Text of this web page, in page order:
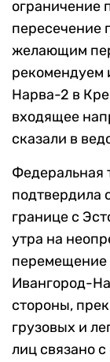
ограничение
пересечение
желающим
рекомендуем
Нарва-2 в
входящее
сказали в
Федеральная
подтвердила
границе с
утра на
перемещение
Ивангород-
стороны,
грузовых и
лиц связано